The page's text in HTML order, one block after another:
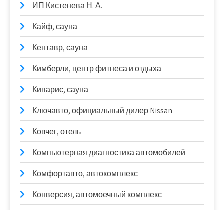
ИП Кистенева Н. А.
Кайф, сауна
Кентавр, сауна
Кимберли, центр фитнеса и отдыха
Кипарис, сауна
Ключавто, официальный дилер Nissan
Ковчег, отель
Компьютерная диагностика автомобилей
Комфортавто, автокомплекс
Конверсия, автомоечный комплекс